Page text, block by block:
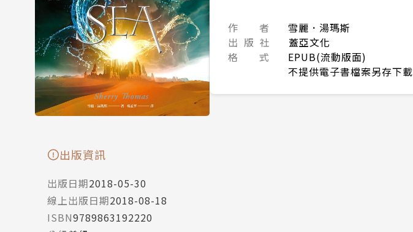
作 者
雪麗．湯瑪斯
出 版 社
蓋亞文化
格 式
EPUB(流動版面)
不提供電子書檔案另存下載
出版資訊
出版日期2018-05-30
線上出版日期2018-08-18
ISBN9789863192220